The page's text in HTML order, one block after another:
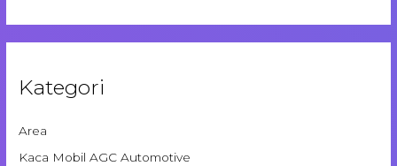
Kategori
Area
Kaca Mobil AGC Automotive